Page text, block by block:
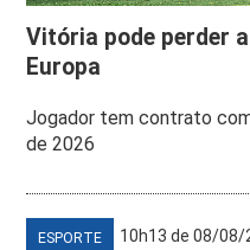
Vitória pode perder
Europa
Jogador tem contrato
de 2026
ESPORTE 10h13 de 08/08/